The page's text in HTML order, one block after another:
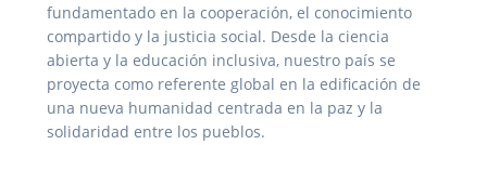
fundamentado en la cooperación, el conocimiento
compartido y la justicia social. Desde la ciencia
abierta y la educación inclusiva, nuestro país se
proyecta como referente global en la edificación de
una nueva humanidad centrada en la paz y la
solidaridad entre los pueblos.